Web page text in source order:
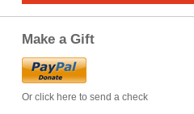
Make a Gift
Or click here to send a check